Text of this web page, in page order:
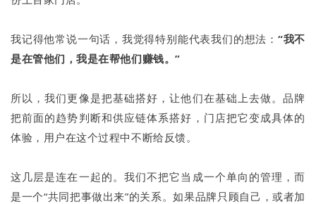
我记得他常说一句话，我觉得特别能代表我们的想法： “我不
是在管他们，我是在帮他们赚钱。”
所以，我们更像是把基础搭好，让他们在基础上去做。品牌
把前面的趋势判断和供应链体系搭好，门店把它变成具体的
体验，用户在这个过程中不断给反馈。
这几层是连在一起的。我们不把它当成一个单向的管理，而
是一个“共同把事做出来”的关系。如果品牌只顾自己，或者加